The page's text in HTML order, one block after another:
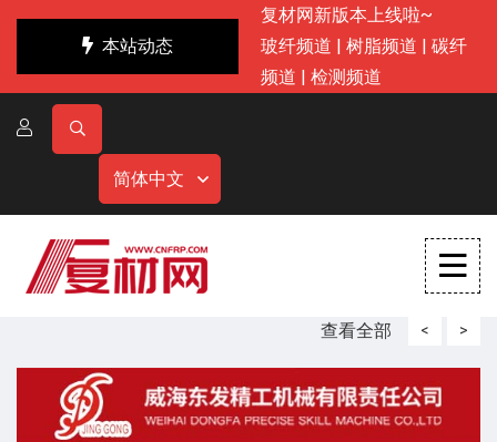
本站动态
复材网新版本上线啦~
玻纤频道 | 树脂频道 | 碳纤
频道 | 检测频道
简体中文
查看全部 < >